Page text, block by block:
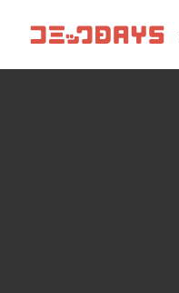
コミックDAYS